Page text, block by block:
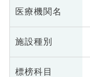
医療機関名
施設種別
標榜科目